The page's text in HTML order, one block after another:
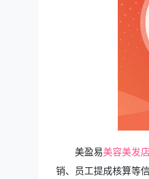
美盈易美容美发
销、员工提成核算等